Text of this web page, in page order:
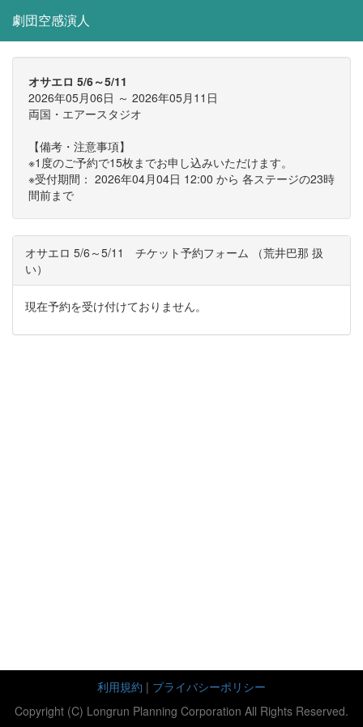
劇団空感演人
オサエロ 5/6～5/11
2026年05月06日 ～ 2026年05月11日
両国・エアースタジオ
【備考・注意事項】
※1度のご予約で15枚までお申し込みいただけます。
※受付期間： 2026年04月04日 12:00 から 各ステージの23時
間前まで
オサエロ 5/6～5/11 チケット予約フォーム （荒井巴那 扱
い）
現在予約を受け付けておりません。
利用規約 | プライバシーポリシー
Copyright (C) Longrun Planning Corporation All Rights Reserved.